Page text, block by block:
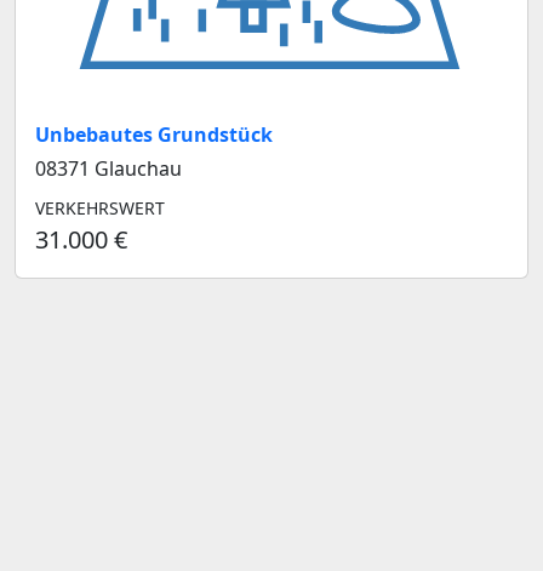
Unbebautes Grundstück
08371 Glauchau
VERKEHRSWERT
31.000 €